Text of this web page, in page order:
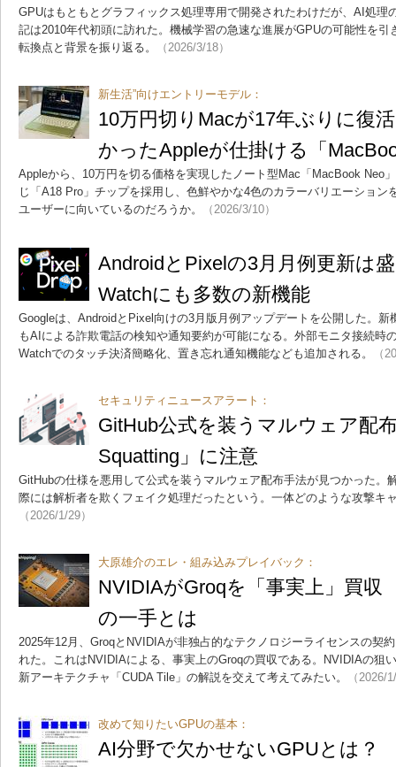
GPUはもともとグラフィックス処理専用で開発されたわけだが、AI処理
記は2010年代初頭に訪れた。機械学習の急速な進展がGPUの可能性を
転換点と背景を振り返る。
（2026/3/18）
新生活”向けエントリーモデル：
10万円切りMacが17年ぶりに復
かったAppleが仕掛ける「
Appleから、10万円を切る価格を実現したノート型Mac「MacBook Neo
じ「A18 Pro」チップを採用し、色鮮やかな4色のカラーバリエーション
ユーザーに向いているのだろうか。
（2026/3/10）
AndroidとPixelの3月月例更新は
Watchにも多数の新機能
Googleは、AndroidとPixel向けの3月版月例アップデートを公開した。
もAIによる詐欺電話の検知や通知要約が可能になる。外部モニタ接続時
Watchでのタッチ決済簡略化、置き忘れ通知機能なども追加される。
（
セキュリティニュースアラート：
GitHub公式を装うマルウェア配
Squatting」に注意
GitHubの仕様を悪用して公式を装うマルウェア配布手法が見つかった。
際には解析者を欺くフェイク処理だったという。一体どのような攻撃キ
（2026/1/29）
大原雄介のエレ・組み込みプレイバック：
NVIDIAがGroqを「事実上」買
の一手とは
2025年12月、GroqとNVIDIAが非独占的なテクノロジーライセンスの契
れた。これはNVIDIAによる、事実上のGroqの買収である。NVIDIAの狙
新アーキテクチャ「CUDA Tile」の解説を交えて考えてみたい。
（2026/
改めて知りたいGPUの基本：
AI分野で欠かせないGPUとは？